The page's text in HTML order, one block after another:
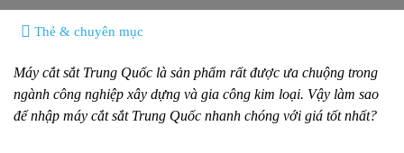
Thẻ & chuyên mục
Máy cắt sắt Trung Quốc là sản phẩm rất được ưa chuộng trong
ngành công nghiệp xây dựng và gia công kim loại. Vậy làm sao
để nhập máy cắt sắt Trung Quốc nhanh chóng với giá tốt nhất?